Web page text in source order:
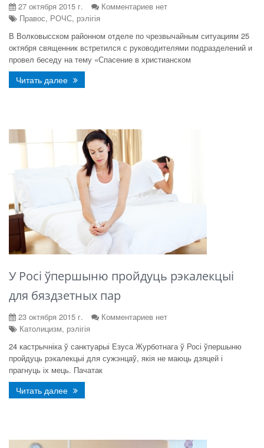
27 октября 2015 г.
Комментариев нет
Правос, РОЧС, рэлігія
В Волковысском районном отделе по чрезвычайным ситуациям 25
октября священник встретился с руководителями подразделений и
провел беседу на тему «Спасение в христианском
Читать далее
У Росі ўпершыню пройдуць рэкалекцыі
для бяздзетных пар
23 октября 2015 г.
Комментариев нет
Католицизм, рэлігія
24 кастрычніка ў санктуарыі Езуса Журботнага ў Росі ўпершыню
пройдуць рэкалекцыі для сужэнцаў, якія не маюць дзяцей і
прагнуць іх мець. Пачатак
Читать далее